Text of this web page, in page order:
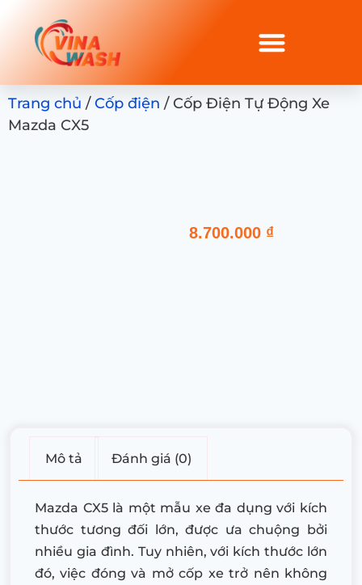
Trang chủ /Cốp điện / Cốp Điện Tự Động Xe
Mazda CX5
8.700.000 ₫
Mô tả Đánh giá (0)
Mazda CX5 là một mẫu xe đa dụng với kích
thước tương đối lớn, được ưa chuộng bởi
nhiều gia đình. Tuy nhiên, với kích thước lớn
đó, việc đóng và mở cốp xe trở nên không